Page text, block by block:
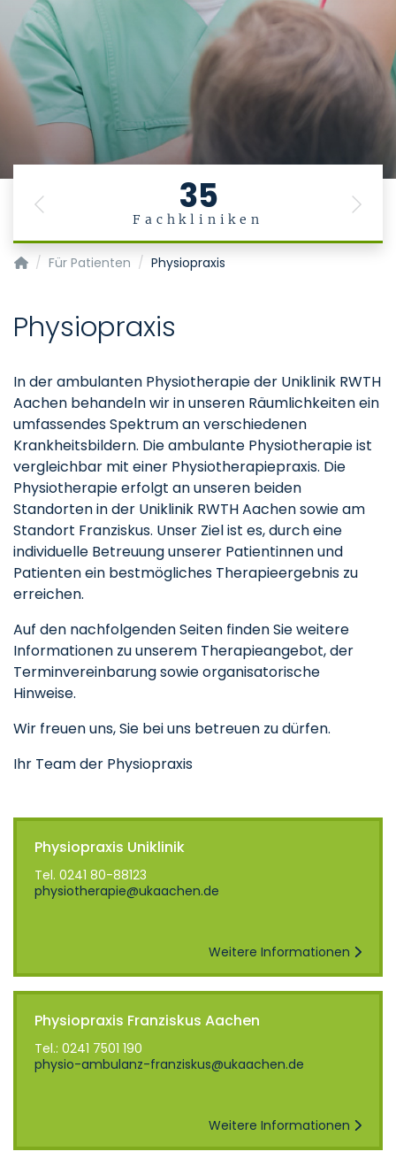
35
Fachkliniken
Previous Next
Physiotherapie/Rehabilitation
Für Patienten Physiopraxis
Physiopraxis
In der ambulanten Physiotherapie der Uniklinik RWTH
Aachen behandeln wir in unseren Räumlichkeiten ein
umfassendes Spektrum an verschiedenen
Krankheitsbildern. Die ambulante Physiotherapie ist
vergleichbar mit einer Physiotherapiepraxis. Die
Physiotherapie erfolgt an unseren beiden
Standorten in der Uniklinik RWTH Aachen sowie am
Standort Franziskus. Unser Ziel ist es, durch eine
individuelle Betreuung unserer Patientinnen und
Patienten ein bestmögliches Therapieergebnis zu
erreichen.
Auf den nachfolgenden Seiten finden Sie weitere
Informationen zu unserem Therapieangebot, der
Terminvereinbarung sowie organisatorische
Hinweise.
Wir freuen uns, Sie bei uns betreuen zu dürfen.
Ihr Team der Physiopraxis
Physiopraxis Uniklinik
Tel. 0241 80-88123
physiotherapie
ukaachen de
Weitere Informationen
Physiopraxis Franziskus Aachen
Tel.: 0241 7501 190
physio-ambulanz-franziskus
ukaachen de
Weitere Informationen